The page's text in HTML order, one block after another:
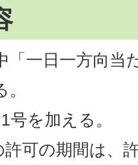
「一日一方向当
号を加える。
許可の期間は、